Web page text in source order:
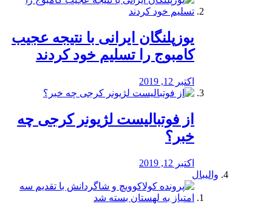
یوزپلنگان ایرانی با نتیجه عجیب
کامبوج را تسلیم خود کردند
اکتبر 12, 2019
از فوتبالیست لژیونر کرجی چه
خبر؟
اکتبر 12, 2019
والیبال